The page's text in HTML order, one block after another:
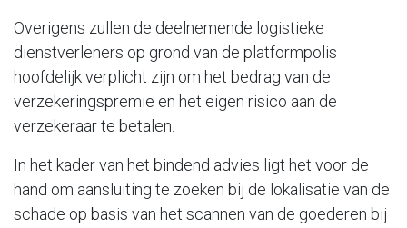
Overigens zullen de deelnemende logistieke
dienstverleners op grond van de platformpolis
hoofdelijk verplicht zijn om het bedrag van de
verzekeringspremie en het eigen risico aan de
verzekeraar te betalen.
In het kader van het bindend advies ligt het voor de
hand om aansluiting te zoeken bij de lokalisatie van de
schade op basis van het scannen van de goederen bij